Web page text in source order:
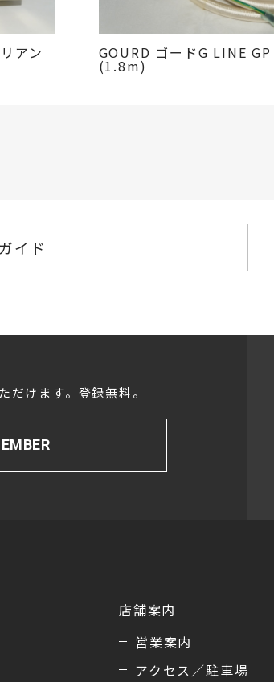
アン GOURD ゴードG LINE
(1.8m)
イド
けます。登録無料。
店舗案内
営業案内
アクセス／駐車場